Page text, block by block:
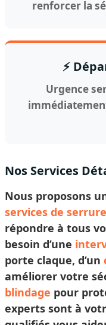
renforcer la
⚡
Urgence
Nos Services
Nous proposons
services de
répondre à tous
besoin d’une
porte claque, d’un
améliorer votre
blindage pour
experts sont à